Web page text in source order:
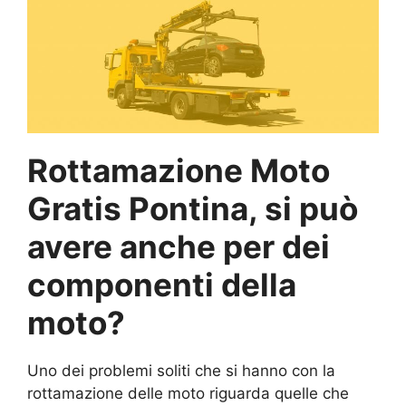
Rottamazione Moto
Gratis Pontina, si può
avere anche per dei
componenti della
moto?
Uno dei problemi soliti che si hanno con la
rottamazione delle moto riguarda quelle che